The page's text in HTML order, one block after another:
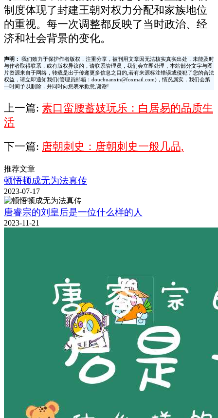
制度体现了封建王朝对权力分配和家族地位
的重视。每一次调整都反映了当时政治、经
济和社会背景的变化。
声明：
我们致力于保护作者版权，注重分享，被刊用文章因无法核实真实出处，未能及时
与作者取得联系，或有版权异议的，请联系管理员，我们会立即处理，本站部分文字与图
片资源来自于网络，转载是出于传递更多信息之目的,若有来源标注错误或侵犯了您的合法
权益，请立即通知我们(管理员邮箱：douchuanxin@foxmail.com)，情况属实，我们会第
一时间予以删除，并同时向您表示歉意,谢谢!
上一篇: 素口蛮腰蓄妓玩乐：白居易的品质生
活
下一篇: 唐朝刺史：唐朝刺史一般几品,
推荐文章
顿悟顿成无为法真传
2023-07-17
唐睿宗的刘皇后是一位什么样的人
2023-11-21